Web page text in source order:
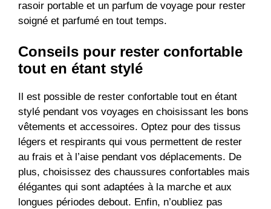
rasoir portable et un parfum de voyage pour rester
soigné et parfumé en tout temps.
Conseils pour rester confortable
tout en étant stylé
Il est possible de rester confortable tout en étant
stylé pendant vos voyages en choisissant les bons
vêtements et accessoires. Optez pour des tissus
légers et respirants qui vous permettent de rester
au frais et à l’aise pendant vos déplacements. De
plus, choisissez des chaussures confortables mais
élégantes qui sont adaptées à la marche et aux
longues périodes debout. Enfin, n’oubliez pas